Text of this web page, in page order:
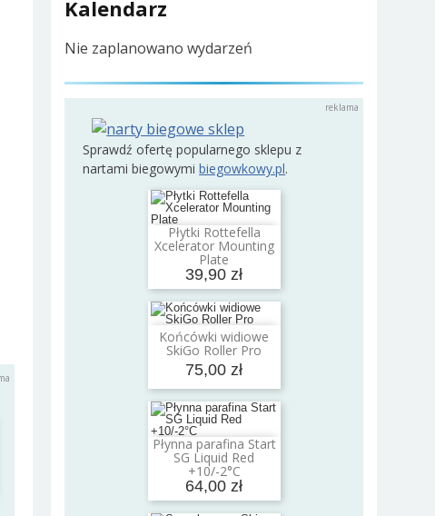
Kalendarz
Nie zaplanowano wydarzeń
Sprawdź ofertę popularnego sklepu z
nartami biegowymibiegowkowy.pl.
Płytki Rottefella
Xcelerator Mounting
Plate
39,90 zł
Dodaj do koszyka
Końcówki widiowe
SkiGo Roller Pro
75,00 zł
Dodaj do koszyka
Płynna parafina Start
SG Liquid Red
+10/-2°C
64,00 zł
Dodaj do koszyka